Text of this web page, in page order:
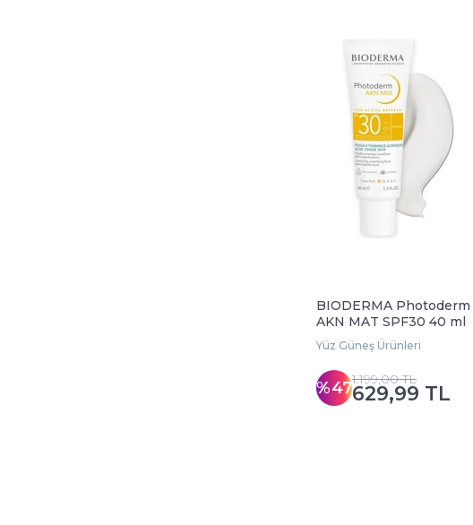
BIODERMA Photoderm
AKN MAT SPF30 40 ml
Yüz Güneş Ürünleri
%47629,99 TL
1.199,00 TL